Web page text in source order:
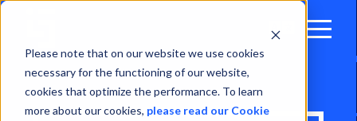
Please note that on our website we use cookies
necessary for the functioning of our website,
cookies that optimize the performance. To learn
more about our cookies, please read our Cookie
Open